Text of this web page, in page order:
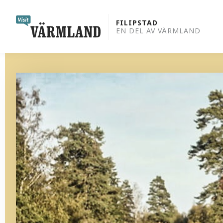
content
FILIPSTAD
EN DEL AV VÄRMLAND